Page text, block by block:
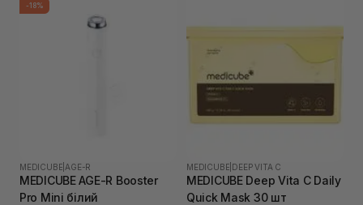
-18%
MEDICUBE AGE-R
MEDICUBE AGE-R Booster
Pro Mini білий
MEDICUBE DEEP VITA C
MEDICUBE Deep Vita C Daily
Quick Mask 30 шт